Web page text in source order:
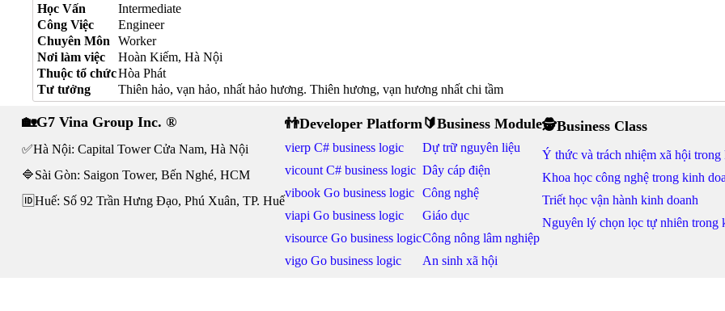
Học Vấn
Intermediate
Công Việc
Engineer
Chuyên Môn
Worker
Nơi làm việc
Hoàn Kiếm, Hà Nội
Thuộc tổ chứcHòa Phát
Tư tưởng
Thiên hảo, vạn hảo, nhất hảo hương. Thiên hương, vạn hương nhất chi tầm
🏡G7 Vina Group Inc. ®
✅Hà Nội: Capital Tower Cửa Nam, Hà Nội
🔷Sài Gòn: Saigon Tower, Bến Nghé, HCM
🆔Huế: Số 92 Trần Hưng Đạo, Phú Xuân, TP. Huế
👬Developer Platform
vierp C# business logic
vicount C# business logic
vibook Go business logic
viapi Go business logic
visource Go business logic
vigo Go business logic
🔰Business Module
Dự trữ nguyên liệu
Dây cáp điện
Công nghệ
Giáo dục
Công nông lâm nghiệp
An sinh xã hội
🕵Business Class
Ý thức và trách nhiệm xã hội trong
Khoa học công nghệ trong kinh
Triết học vận hành kinh doanh
Nguyên lý chọn lọc tự nhiên trong